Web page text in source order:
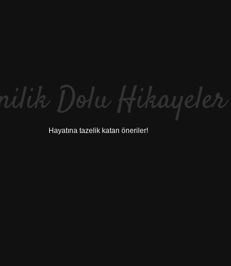
Dolu Hikayeler
Hayatına tazelik katan öneriler!